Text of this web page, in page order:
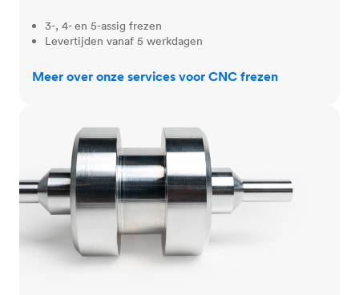
3-, 4- en 5-assig frezen
Levertijden vanaf 5 werkdagen
Meer over onze services voor CNC frezen